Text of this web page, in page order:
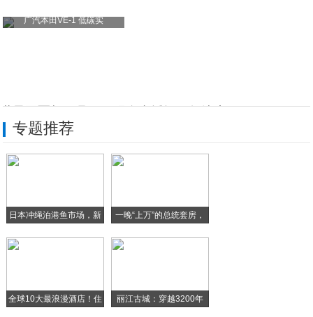
广汽本田VE-1 低碳实
悟空出行携手融创文化梦之城、哈弗品牌发布
招行信用卡多措并举共促消费公平
专题推荐
日本冲绳泊港鱼市场，新
一晚“上万”的总统套房，
全球10大最浪漫酒店！住 丽江古城：穿越3200年